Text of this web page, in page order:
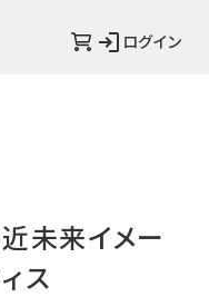
ログイン
未来イメー
ス